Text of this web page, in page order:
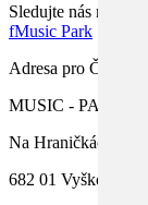
Sledujte nás na
fMusic Park
Adresa pro ČR
MUSIC - PARK.CZ
Na Hraničkách
682 01 Vyškov